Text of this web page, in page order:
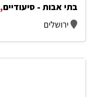
בתי אבות - סיעודיים,
ירושלים